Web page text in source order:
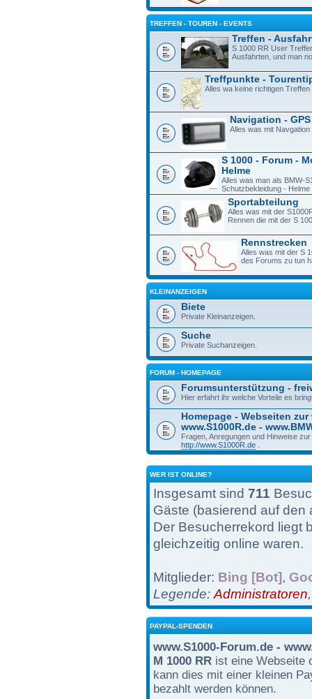
TREFFEN - TOUREN - EVENTS
Treffen -
S 1000 RR User
Ausfahrten, und man
Treffpunkte -
Alles wa keine richtigen Treffen
Navigation - GPS
Alles was mit
S 1000 - Forum -
Helme
Alles was man als BMW-
Schutzbekleidung -
Sportabteilung
Alles was mit der
Rennen die mit der S
Rennstrecken
Alles was mit der S
des Forums zu tun
KLEINANZEIGEN
Biete
Private Kleinanzeigen.
Suche
Private Suchanzeigen.
FORUM - HOMEPAGE
Forumsunterstützung -
Hier erfahrt ihr welche Vorteile es
Homepage - Webseiten zur
www.S1000R.de -
Fragen, Anregungen und Hinweise
http://www.S1000R.de
WER IST ONLINE?
Insgesamt sind 711
Gäste (basierend auf den
Der Besucherrekord liegt
gleichzeitig online waren.
Mitglieder: Bing [Bot],
Legende: Administratoren
PAYPAL-SPENDEN
www.S1000-Forum.de -
M 1000 RR ist eine Webseite
kann dies mit einer kleinen
bezahlt werden können.